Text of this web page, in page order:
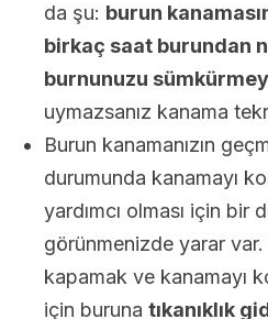
da şu: burun
birkaç saat burundan
burnunuzu
uymazsanız kanama
Burun kanamanızın
durumunda kanamayı
yardımcı olması için bir
görünmenizde yarar var.
kapamak ve kanamayı
için buruna tıkanıklık